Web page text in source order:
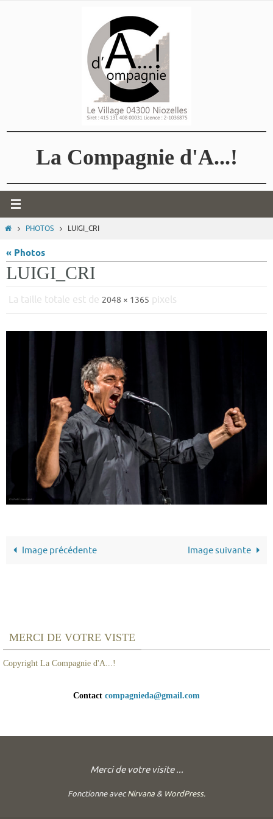
La Compagnie d'A...!
HOMEPHOTOS LUIGI_CRI
« Photos
LUIGI_CRI
La taille totale est de 2048 × 1365 pixels
Image précédente Image suivante
MERCI DE VOTRE VISTE
Copyright La Compagnie d'A...!
Contact compagnieda@gmail.com
Merci de votre visite ...
Fonctionne avecNirvana & WordPress.